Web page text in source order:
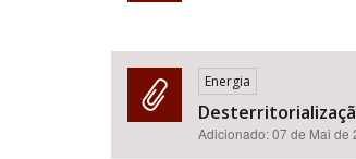
Energia
Adicionado:07 de Mai de